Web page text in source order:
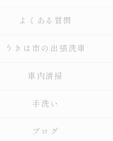
よくある質問
うきは市の出張洗車
車内清掃
手洗い
ブログ